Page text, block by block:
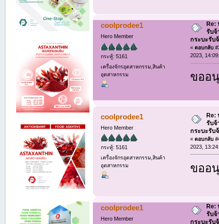
coolprodee1
Hero Member
กระทู้: 5161
เครื่องจักรอุตสาหกรรม,สินค้า
อุตสาหกรรม
Re:
รับจ้
กระบะรับ
«ตอบกลับ
2023,
ขออ
coolprodee1
Hero Member
กระทู้: 5161
เครื่องจักรอุตสาหกรรม,สินค้า
อุตสาหกรรม
Re:
รับจ้
กระบะรับ
«ตอบกลับ
2023,
ขออ
coolprodee1
Hero Member
Re:
รับจ้
กระบะรับ